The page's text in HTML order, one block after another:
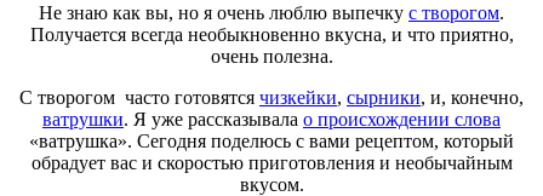
Не знаю как вы, но я очень люблю выпечку с творогом.
Получается всегда необыкновенно вкусна, и что приятно,
очень полезна.
С творогом часто готовятся чизкейки, сырники, и, конечно,
ватрушки. Я уже рассказывала о происхождении слова
«ватрушка». Сегодня поделюсь с вами рецептом, который
обрадует вас и скоростью приготовления и необычайным
вкусом.